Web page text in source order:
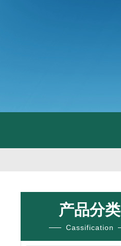
产品分类
Cassification